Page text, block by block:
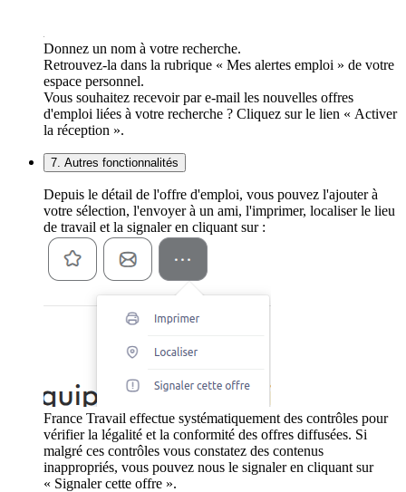
Donnez un nom à votre recherche.
Retrouvez-la dans la rubrique « Mes alertes emploi » de votre
espace personnel.
Vous souhaitez recevoir par e-mail les nouvelles offres
d'emploi liées à votre recherche ? Cliquez sur le lien « Activer
la réception ».
7. Autres fonctionnalités
Depuis le détail de l'offre d'emploi, vous pouvez l'ajouter à
votre sélection, l'envoyer à un ami, l'imprimer, localiser le lieu
de travail et la signaler en cliquant sur :
France Travail effectue systématiquement des contrôles pour
vérifier la légalité et la conformité des offres diffusées. Si
malgré ces contrôles vous constatez des contenus
inappropriés, vous pouvez nous le signaler en cliquant sur
« Signaler cette offre ».